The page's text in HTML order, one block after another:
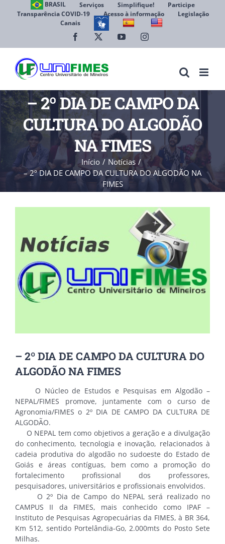
BRASIL Serviços Simplifique!
Participe
Transparência COVID-19
Acesso à informação
Legislação
Canais
Facebook YouTubeInstagram
– 2º DIA DE CAMPO DA
CULTURA DO ALGODÃO
NA FIMES
Início
Notícias
– 2º DIA DE CAMPO DA CULTURA DO ALGODÃO NA
FIMES
– 2º DIA DE CAMPO DA CULTURA DO
ALGODÃO NA FIMES
O Núcleo de Estudos e Pesquisas em Algodão –
NEPAL/FIMES promove, juntamente com o curso de
Agronomia/FIMES o 2º DIA DE CAMPO DA CULTURA DE
ALGODÃO.
O NEPAL tem como objetivos a geração e a divulgação
do conhecimento, tecnologia e inovação, relacionados à
cadeia produtiva do algodão no sudoeste do Estado de
Goiás e áreas contíguas, bem como a promoção do
fortalecimento profissional dos professores,
pesquisadores, universitários e profissionais envolvidos.
O 2º Dia de Campo do NEPAL será realizado no
CAMPUS II da FIMES, mais conhecido como IPAF –
Instituto de Pesquisas Agropecuárias da FIMES, à BR 364,
Km 512, sentido Portelândia-Go, 2.000mts do Posto Sete
Milhas.